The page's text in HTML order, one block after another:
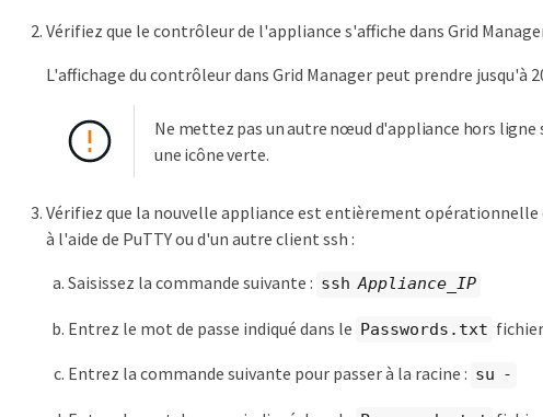
Vérifiez que le contrôleur de l'appliance s'affiche dans Grid
L'affichage du contrôleur dans Grid Manager peut prendre jusqu'à
Ne mettez pas un autre nœud d'appliance hors
une icône verte.
Vérifiez que la nouvelle appliance est entièrement
à l'aide de PuTTY ou d'un autre client ssh :
Saisissez la commande suivante : sshAppliance_IP
Entrez le mot de passe indiqué dans le Passwords.txt
Entrez la commande suivante pour passer à la racine : su -